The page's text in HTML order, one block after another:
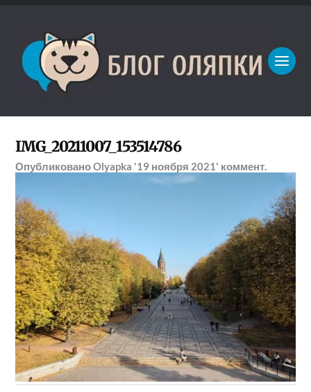
IMG_20211007_153514786
ОпубликованоOlyapka '19 ноября 2021' коммент.